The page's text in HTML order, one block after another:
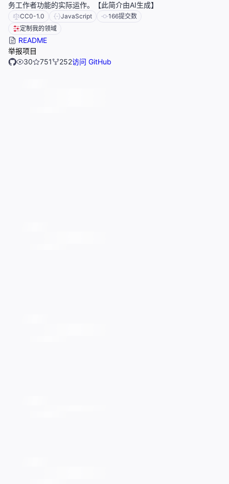
务工作者功能的实际运作。【此简介由AI生成】
CC0-1.0 JavaScript 166提交数
定制我的领域
README
举报项目
30
751 252访问 GitHub